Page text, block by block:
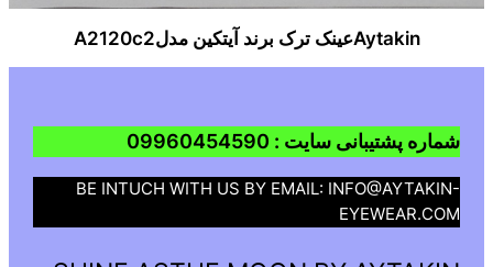
Aytakinعینک ترک برند آیتکین مدلA2120c2
شماره پشتیبانی سایت : 09960454590
BE INTUCH WITH US BY EMAIL: INFO@AYTAKIN-
EYEWEAR.COM